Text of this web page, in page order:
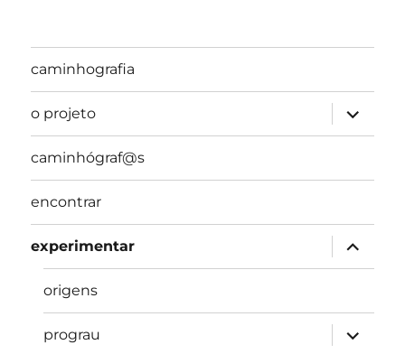
caminhografia
o projeto
expandir
caminhógraf@s
encontrar
experimentar
expandir
origens
prograu
expandir